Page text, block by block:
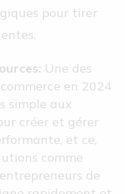
pour tirer
Une des
en 2024
simple aux
créer et gérer
et ce,
comme
de